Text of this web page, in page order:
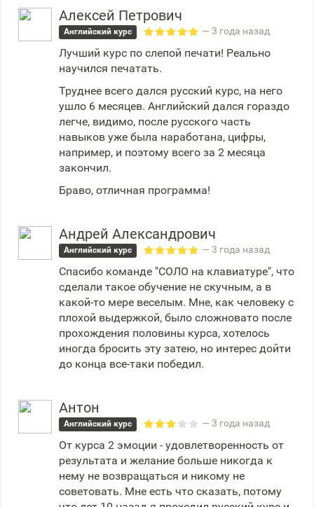
Алексей Петрович
Английский курс — 3 года назад
Лучший курс по слепой печати! Реально
научился печатать.
Труднее всего дался русский курс, на него
ушло 6 месяцев. Английский дался гораздо
легче, видимо, после русского часть
навыков уже была наработана, цифры,
например, и поэтому всего за 2 месяца
закончил.
Браво, отличная программа!
Андрей Александрович
Английский курс — 3 года назад
Спасибо команде "СОЛО на клавиатуре", что
сделали такое обучение не скучным, а в
какой-то мере веселым. Мне, как человеку с
плохой выдержкой, было сложновато после
прохождения половины курса, хотелось
иногда бросить эту затею, но интерес дойти
до конца все-таки победил.
Антон
Английский курс — 3 года назад
От курса 2 эмоции - удовлетворенность от
результата и желание больше никогда к
нему не возвращаться и никому не
советовать. Мне есть что сказать, потому